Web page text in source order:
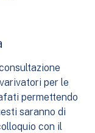
per le
permettendo
saranno di
con il